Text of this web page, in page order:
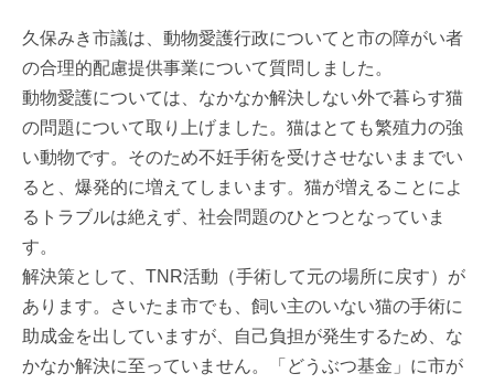
久保みき市議は、動物愛護行政についてと市の障がい者
の合理的配慮提供事業について質問しました。
動物愛護については、なかなか解決しない外で暮らす猫
の問題について取り上げました。猫はとても繁殖力の強
い動物です。そのため不妊手術を受けさせないままでい
ると、爆発的に増えてしまいます。猫が増えることによ
るトラブルは絶えず、社会問題のひとつとなっていま
す。
解決策として、TNR活動（手術して元の場所に戻す）が
あります。さいたま市でも、飼い主のいない猫の手術に
助成金を出していますが、自己負担が発生するため、な
かなか解決に至っていません。「どうぶつ基金」に市が